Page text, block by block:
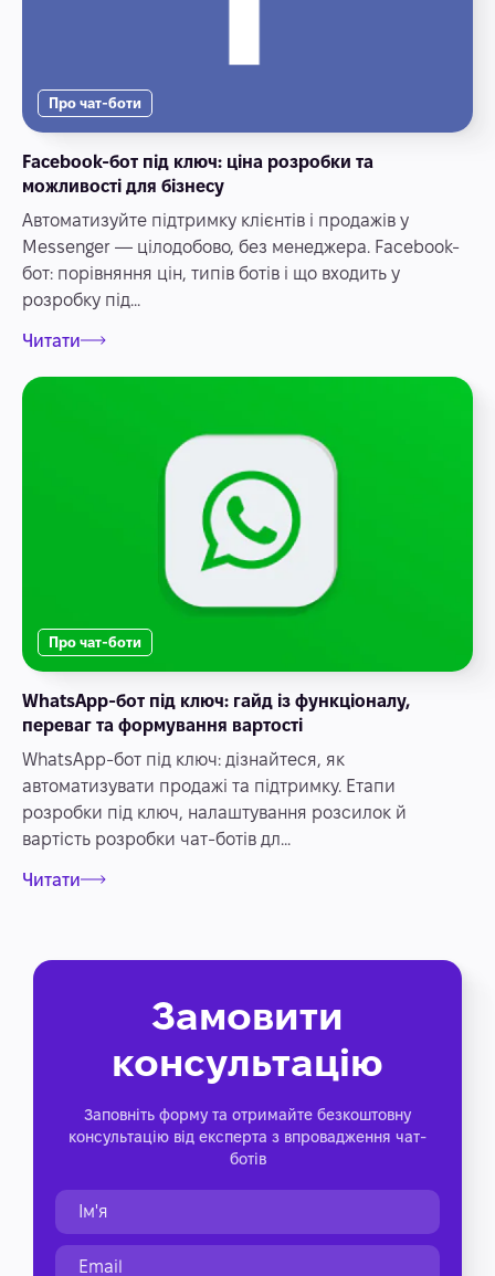
Про чат-боти
Facebook-бот під ключ: ціна розробки та
можливості для бізнесу
Автоматизуйте підтримку клієнтів і продажів у
Messenger — цілодобово, без менеджера. Facebook-
бот: порівняння цін, типів ботів і що входить у
розробку під...
Читати
Про чат-боти
WhatsApp-бот під ключ: гайд із функціоналу,
переваг та формування вартості
WhatsApp-бот під ключ: дізнайтеся, як
автоматизувати продажі та підтримку. Етапи
розробки під ключ, налаштування розсилок й
вартість розробки чат-ботів дл...
Читати
Замовити
консультацію
Заповніть форму та отримайте безкоштовну
консультацію від експерта з впровадження чат-
ботів